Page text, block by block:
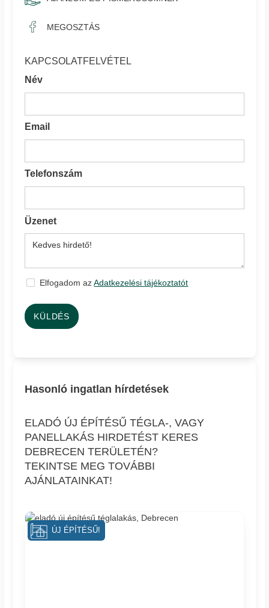
MEGOSZTÁS
KAPCSOLATFELVÉTEL
Név
Email
Telefonszám
Üzenet
Elfogadom azAdatkezelési tájékoztatót
KÜLDÉS
Hasonló ingatlan hírdetések
ELADÓ ÚJ ÉPÍTÉSŰ TÉGLA-, VAGY
PANELLAKÁS HIRDETÉST KERES
DEBRECEN TERÜLETÉN?
TEKINTSE MEG TOVÁBBI
AJÁNLATAINKAT!
ÚJ ÉPÍTÉSŰ!